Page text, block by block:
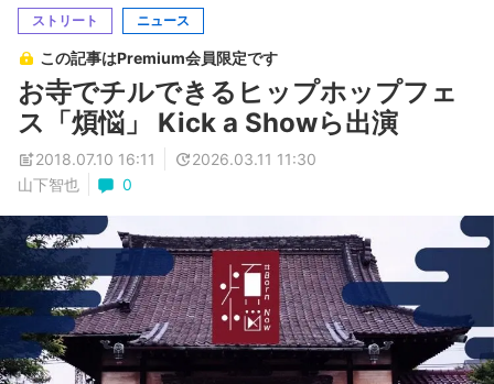
ストリート ニュース
この記事はPremium会員限定です
お寺でチルできるヒップホップフェ
ス「煩悩」 Kick a Showら出演
2018.07.10 16:11
2026.03.11 11:30
山下智也
0